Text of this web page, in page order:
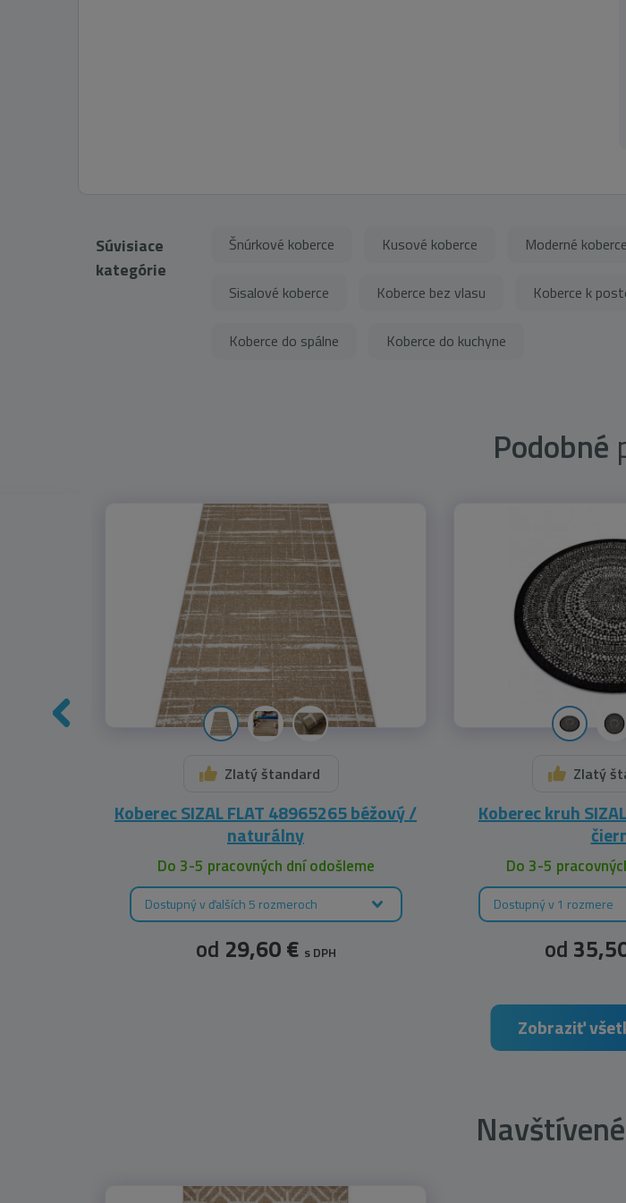
Súvisiace
kategórie
Šnúrkové koberce Kusové koberce Moderné koberce
Sisalové koberce Koberce bez vlasu Koberce k
Koberce do spálne Koberce do kuchyne
Podobné
Zlatý štandard
Koberec SIZAL FLAT 48965265 béžový /
naturálny
Do 3-5 pracovných dní odošleme
Dostupný v ďalších 5 rozmeroch
od 29,60 € s DPH
Zlatý
Koberec kruh
Do 3-5
Dostupný v 1 rozmere
od
Zobraziť
Navštívené